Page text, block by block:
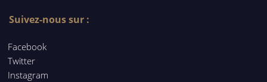
Suivez-nous sur :
Facebook
Twitter
Instagram